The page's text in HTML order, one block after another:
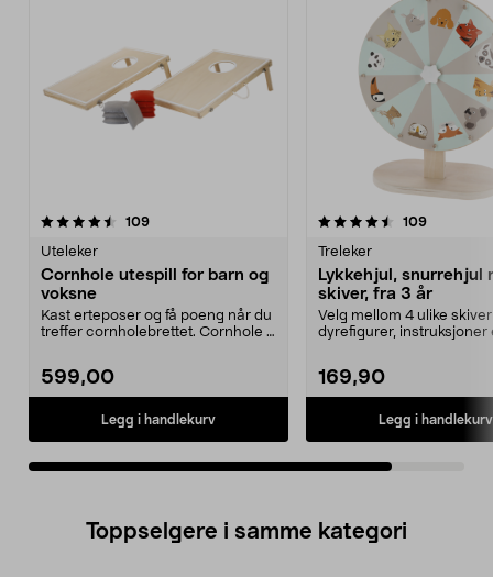
109anmeldelser
Uteleker
Cornhole utespill for barn og
voksne
Kast erteposer og få poeng når du
treffer cornholebrettet. Cornhole –
599,00
Legg i handlekurv
4.5av 5 stjerner 109
Treleker
Lykkehjul, snurrehjul
skiver, fra 3 år
Velg mellom 4 ulike
dyrefigurer, instruksjoner
169,90
Legg i handlekurv
Toppselgere i samme kategori